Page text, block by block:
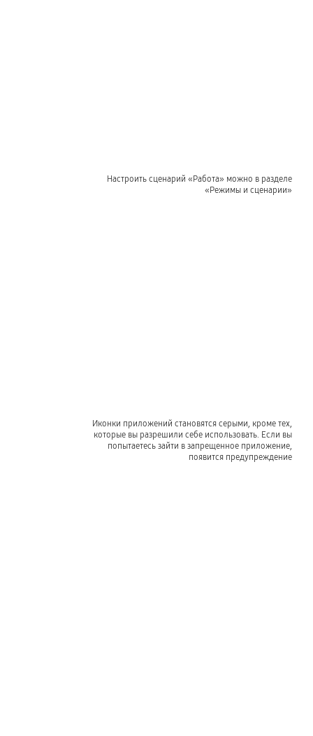
Настроить сценарий «Работа» можно в разделе
«Режимы и сценарии»
Иконки приложений становятся серыми, кроме тех,
которые вы разрешили себе использовать. Если вы
попытаетесь зайти в запрещенное приложение,
появится предупреждение